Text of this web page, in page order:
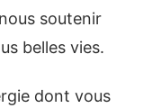
soutenir
belles vies.
dont vous